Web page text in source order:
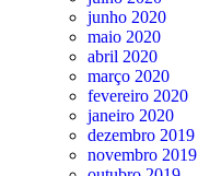
junho 2020
maio 2020
abril 2020
março 2020
fevereiro 2020
janeiro 2020
dezembro 2019
novembro 2019